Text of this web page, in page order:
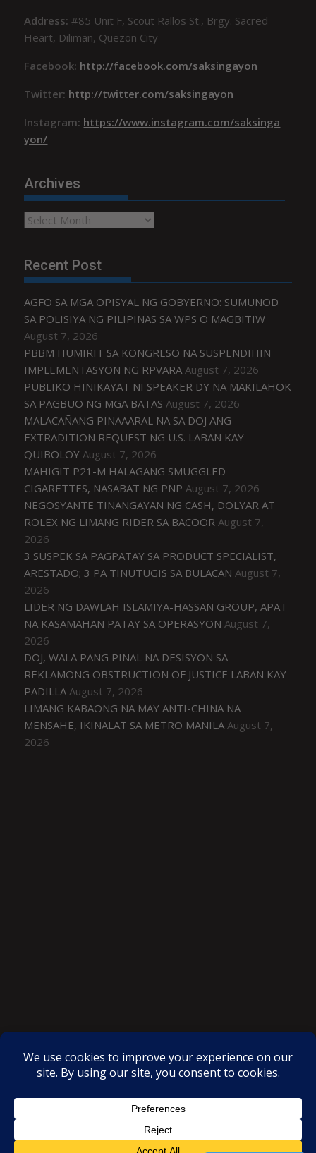
Address:#85 Unit F, Scout Rallos St., Brgy. Sacred
Heart, Diliman, Quezon City
Facebook: http://facebook.com/saksingayon
Twitter: http://twitter.com/saksingayon
Instagram: https://www.instagram.com/saksinga
yon/
Archives
Archives
Recent Post
AGFO SA MGA OPISYAL NG GOBYERNO: SUMUNOD
SA POLISIYA NG PILIPINAS SA WPS O MAGBITIW
August 7, 2026
PBBM HUMIRIT SA KONGRESO NA SUSPENDIHIN
IMPLEMENTASYON NG RPVARA August 7, 2026
PUBLIKO HINIKAYAT NI SPEAKER DY NA MAKILAHOK
SA PAGBUO NG MGA BATAS August 7, 2026
MALACAÑANG PINAAARAL NA SA DOJ ANG
EXTRADITION REQUEST NG U.S. LABAN KAY
QUIBOLOY August 7, 2026
MAHIGIT P21-M HALAGANG SMUGGLED
CIGARETTES, NASABAT NG PNP August 7, 2026
NEGOSYANTE TINANGAYAN NG CASH, DOLYAR AT
ROLEX NG LIMANG RIDER SA BACOOR August 7,
2026
3 SUSPEK SA PAGPATAY SA PRODUCT SPECIALIST,
ARESTADO; 3 PA TINUTUGIS SA BULACAN August 7,
2026
LIDER NG DAWLAH ISLAMIYA-HASSAN GROUP, APAT
NA KASAMAHAN PATAY SA OPERASYON August 7,
2026
DOJ, WALA PANG PINAL NA DESISYON SA
REKLAMONG OBSTRUCTION OF JUSTICE LABAN KAY
PADILLA August 7, 2026
LIMANG KABAONG NA MAY ANTI-CHINA NA
MENSAHE, IKINALAT SA METRO MANILA August 7,
2026
Proudly powered by WordPress |Theme: SuperMag byAcme